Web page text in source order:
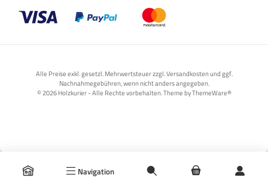
Navigation
Alle Preise exkl. gesetzl. Mehrwertsteuer zzgl. Versandkosten und ggf.
Nachnahmegebühren, wenn nicht anders angegeben.
© 2026 Holzkurier - Alle Rechte vorbehalten. Theme byThemeWare®